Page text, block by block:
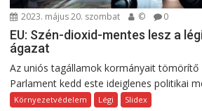
2023. május 20. szombat © 0
EU: Szén-dioxid-mentes lesz a
ágazat
Az uniós tagállamok kormányait tömörítő
Parlament kedd este ideiglenes politikai
Környezetvédelem Légi Slidex